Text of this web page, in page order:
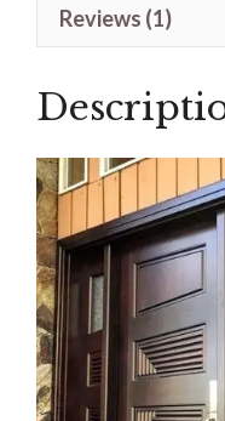
Reviews (1)